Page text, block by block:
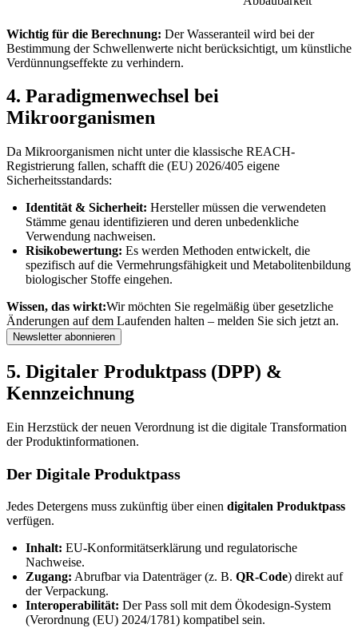
Wichtig für die Berechnung: Der Wasseranteil wird bei der
Bestimmung der Schwellenwerte nicht berücksichtigt, um künstliche
Verdünnungseffekte zu verhindern.
4. Paradigmenwechsel bei
Mikroorganismen
Da Mikroorganismen nicht unter die klassische REACH-
Registrierung fallen, schafft die (EU) 2026/405 eigene
Sicherheitsstandards:
Identität & Sicherheit: Hersteller müssen die verwendeten
Stämme genau identifizieren und deren unbedenkliche
Verwendung nachweisen.
Risikobewertung: Es werden Methoden entwickelt, die
spezifisch auf die Vermehrungsfähigkeit und Metabolitenbildung
biologischer Stoffe eingehen.
Wissen, das wirkt:Wir möchten Sie regelmäßig über gesetzliche
Änderungen auf dem Laufenden halten – melden Sie sich jetzt an.
Newsletter abonnieren
5. Digitaler Produktpass (DPP) &
Kennzeichnung
Ein Herzstück der neuen Verordnung ist die digitale Transformation
der Produktinformationen.
Der Digitale Produktpass
Jedes Detergens muss zukünftig über einen digitalen Produktpass
verfügen.
Inhalt: EU-Konformitätserklärung und regulatorische
Nachweise.
Zugang: Abrufbar via Datenträger (z. B. QR-Code) direkt auf
der Verpackung.
Interoperabilität: Der Pass soll mit dem Ökodesign-System
(Verordnung (EU) 2024/1781) kompatibel sein.